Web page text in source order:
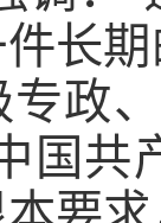
长
政
国